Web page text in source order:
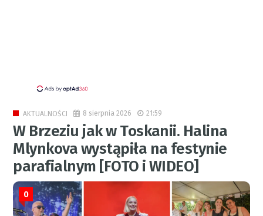
AKTUALNOŚCI 8 sierpnia 2026 21:59
W Brzeziu jak w Toskanii. Halina
Mlynkova wystąpiła na festynie
parafialnym [FOTO i WIDEO]
0